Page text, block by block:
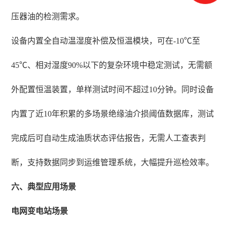
压器油的检测需求。
设备内置全自动温湿度补偿及恒温模块，可在-10℃至
45℃、相对湿度90%以下的复杂环境中稳定测试，无需额
外配置恒温装置，单样测试时间不超过10分钟。同时设备
内置了近10年积累的多场景绝缘油介损阈值数据库，测试
完成后可自动生成油质状态评估报告，无需人工查表判
断，支持数据同步到运维管理系统，大幅提升巡检效率。
六、典型应用场景
电网变电站场景